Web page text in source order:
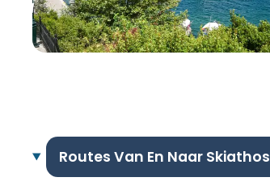
Routes Van En Naar Skiathos